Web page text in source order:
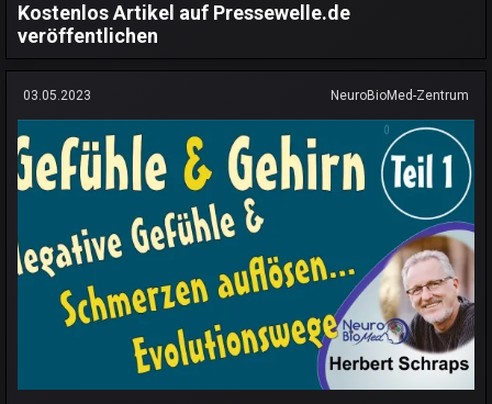
Kostenlos Artikel auf Pressewelle.de
veröffentlichen
03.05.2023 NeuroBioMed-Zentrum